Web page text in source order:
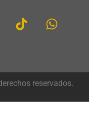
reservados.